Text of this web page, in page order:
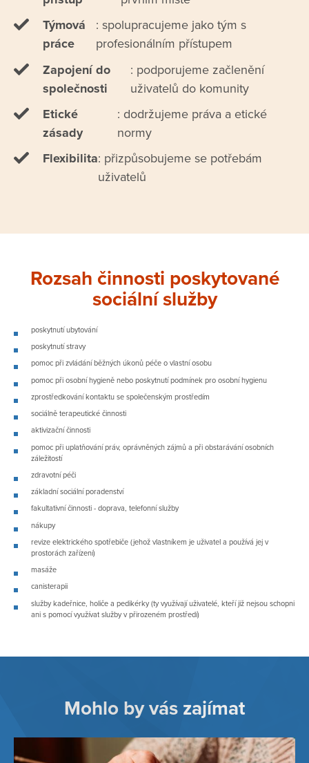
Týmová
práce
: spolupracujeme jako tým s
profesionálním přístupem
Zapojení do
společnosti
: podporujeme začlenění
uživatelů do komunity
Etické
zásady
: dodržujeme práva a etické
normy
Flexibilita: přizpůsobujeme se potřebám
uživatelů
Rozsah činnosti poskytované
sociální služby
poskytnutí ubytování
poskytnutí stravy
pomoc při zvládání běžných úkonů péče o vlastní osobu
pomoc při osobní hygieně nebo poskytnutí podmínek pro osobní hygienu
zprostředkování kontaktu se společenským prostředím
sociálně terapeutické činnosti
aktivizační činnosti
pomoc při uplatňování práv, oprávněných zájmů a při obstarávání osobních
záležitostí
zdravotní péči
základní sociální poradenství
fakultativní činnosti - doprava, telefonní služby
nákupy
revize elektrického spotřebiče (jehož vlastníkem je uživatel a používá jej v
prostorách zařízení)
masáže
canisterapii
služby kadeřnice, holiče a pedikérky (ty využívají uživatelé, kteří již nejsou schopni
ani s pomocí využívat služby v přirozeném prostředí)
Mohlo by vás zajímat